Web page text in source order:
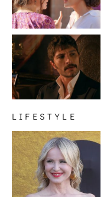
LIFESTYLE